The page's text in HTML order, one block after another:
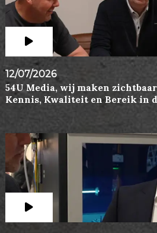
12/07/2026
54U Media, wij maken
Kennis, Kwaliteit en Bereik in